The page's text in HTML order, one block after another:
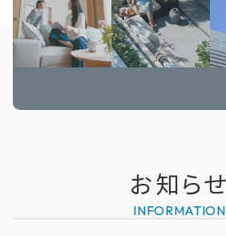
お知らせ
INFORMATION